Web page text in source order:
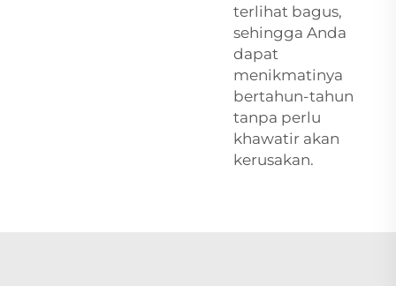
terlihat bagus,
sehingga Anda
dapat
menikmatinya
bertahun-tahun
tanpa perlu
khawatir akan
kerusakan.